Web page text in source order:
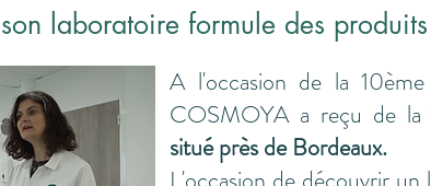
laboratoire formule des
A l'occasion de la
COSMOYA a reçu de la
situé près de Bordeaux.